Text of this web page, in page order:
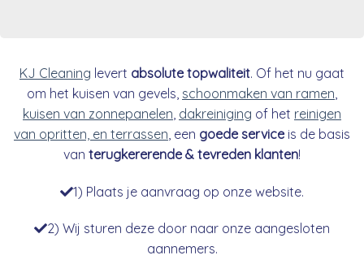
KJ Cleaning levert absolute topwaliteit. Of het nu gaat
om het kuisen van gevels, schoonmaken van ramen
kuisen van zonnepanelen dakreiniging of het reinigen
van opritten, en terrassen , een goede serviceis de basis
van terugkererende & tevreden klanten!
1) Plaats je aanvraag op onze website.
2) Wij sturen deze door naar onze aangesloten
aannemers.